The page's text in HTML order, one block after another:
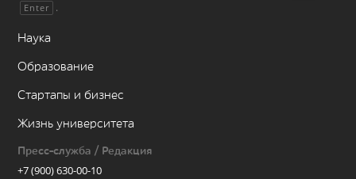
Enter .
Наука
Образование
Стартапы и бизнес
Жизнь университета
Пресс-служба / Редакция
+7 (900) 630-00-10